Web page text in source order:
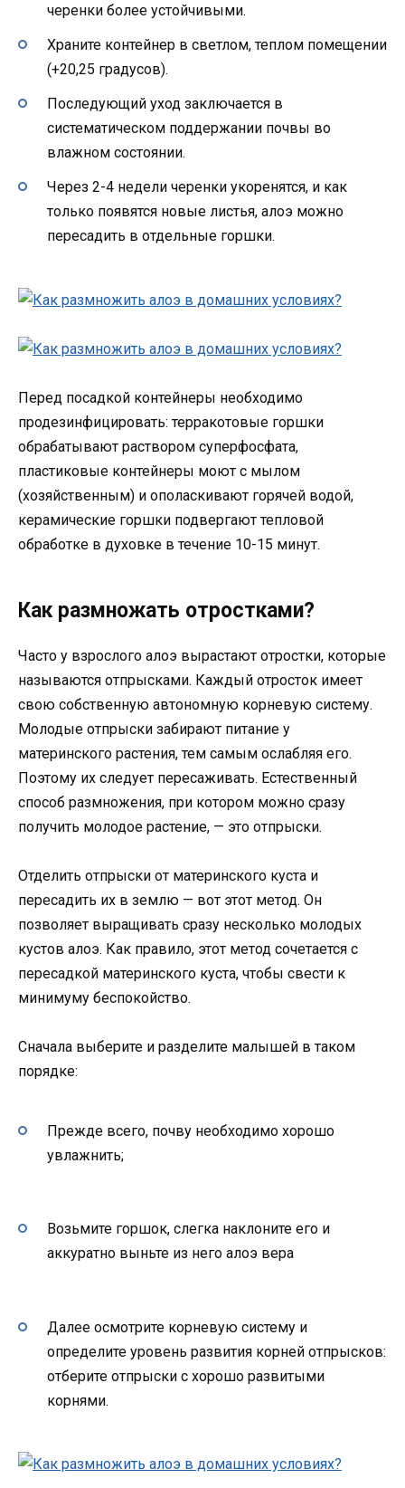
черенки более устойчивыми.
Храните контейнер в светлом, теплом помещении
(+20,25 градусов).
Последующий уход заключается в
систематическом поддержании почвы во
влажном состоянии.
Через 2-4 недели черенки укоренятся, и как
только появятся новые листья, алоэ можно
пересадить в отдельные горшки.
Перед посадкой контейнеры необходимо
продезинфицировать: терракотовые горшки
обрабатывают раствором суперфосфата,
пластиковые контейнеры моют с мылом
(хозяйственным) и ополаскивают горячей водой,
керамические горшки подвергают тепловой
обработке в духовке в течение 10-15 минут.
Как размножать отростками?
Часто у взрослого алоэ вырастают отростки, которые
называются отпрысками. Каждый отросток имеет
свою собственную автономную корневую систему.
Молодые отпрыски забирают питание у
материнского растения, тем самым ослабляя его.
Поэтому их следует пересаживать. Естественный
способ размножения, при котором можно сразу
получить молодое растение, — это отпрыски.
Отделить отпрыски от материнского куста и
пересадить их в землю — вот этот метод. Он
позволяет выращивать сразу несколько молодых
кустов алоэ. Как правило, этот метод сочетается с
пересадкой материнского куста, чтобы свести к
минимуму беспокойство.
Сначала выберите и разделите малышей в таком
порядке:
Прежде всего, почву необходимо хорошо
увлажнить;
Возьмите горшок, слегка наклоните его и
аккуратно выньте из него алоэ вера
Далее осмотрите корневую систему и
определите уровень развития корней отпрысков:
отберите отпрыски с хорошо развитыми
корнями.